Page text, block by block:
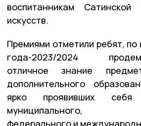
воспитанникам
искусств.
Премиями отметили ребят, по
года-2023/2024
отличное знание
дополнительного
ярко проявивших
муниципального,
федерального и